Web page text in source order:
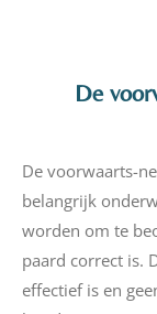
De
De voorwaarts-
belangrijk
worden om te
paard correct is.
effectief is en